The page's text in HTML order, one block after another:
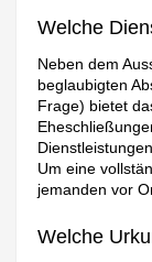
Welche
Neben dem
beglaubigten
Frage) bietet
Um eine
jemanden vor
Welche